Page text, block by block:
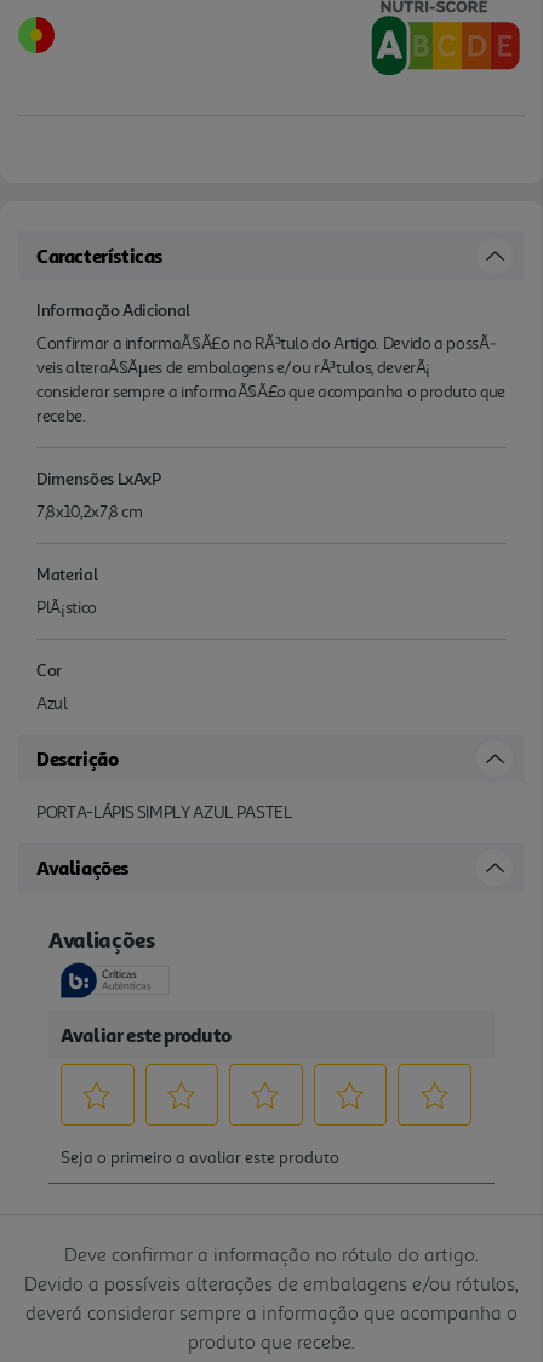
Características
Informação Adicional
Confirmar a informaÃ§Ã£o no RÃ³tulo do Artigo. Devido a possÃ­
veis alteraÃ§Ãµes de embalagens e/ou rÃ³tulos, deverÃ¡
considerar sempre a informaÃ§Ã£o que acompanha o produto que
recebe.
Dimensões LxAxP
7,8x10,2x7,8 cm
Material
PlÃ¡stico
Cor
Azul
Descrição
PORTA-LÁPIS SIMPLY AZUL PASTEL
Avaliações
Deve confirmar a informação no rótulo do artigo.
Devido a possíveis alterações de embalagens e/ou rótulos,
deverá considerar sempre a informação que acompanha o
produto que recebe.